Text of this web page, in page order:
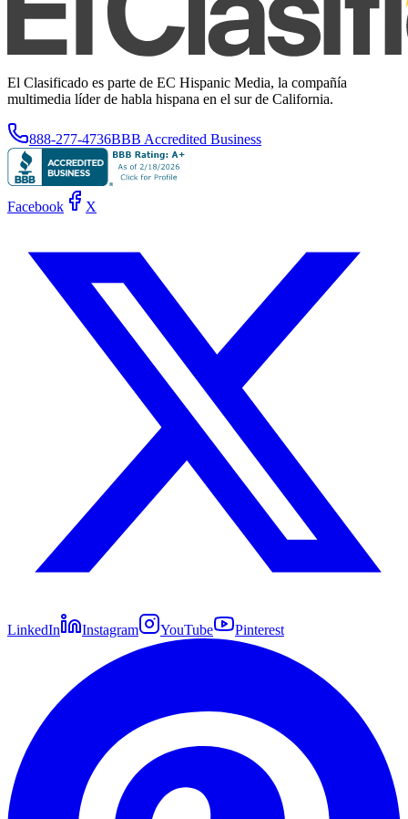
El Clasificado es parte de EC Hispanic Media, la compañía
multimedia líder de habla hispana en el sur de California.
888-277-4736BBB Accredited Business
Facebook X
LinkedIn Instagram YouTube Pinterest